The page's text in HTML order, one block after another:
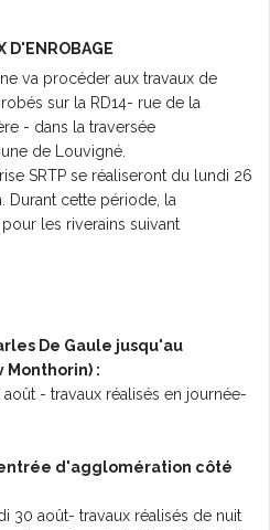
D'ENROBAGE
va procéder aux travaux de
sur la RD14- rue de la
- dans la traversée
de Louvigné.
SRTP se réaliseront du lundi 26
Durant cette période, la
les riverains suivant
De Gaule jusqu'au
:
- travaux réalisés en journée-
d'agglomération côté
30 août- travaux réalisés de nuit